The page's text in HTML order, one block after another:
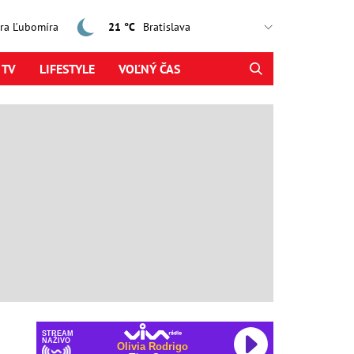
Ľubomíra 21 °C
LIFESTYLE VOĽNÝ ČAS
STREAM
NAŽIVO
Olivia Rodrigo